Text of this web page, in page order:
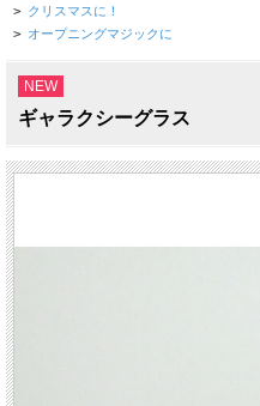
> クリスマスに！
> オープニングマジックに
NEW
ギャラクシーグラス